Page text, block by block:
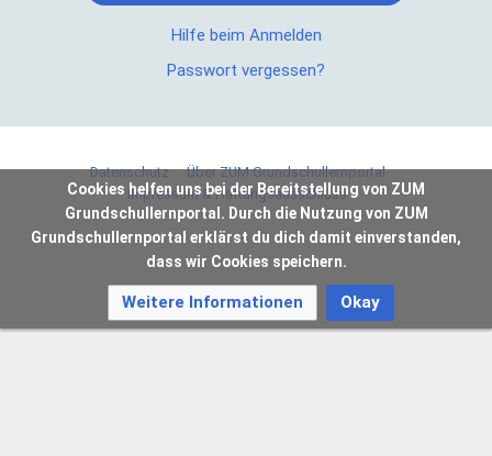
Hilfe beim Anmelden
Passwort vergessen?
Datenschutz
Über ZUM Grundschullernportal
Impressum & Haftungsausschluss
Cookies helfen uns bei der Bereitstellung von ZUM
Grundschullernportal. Durch die Nutzung von ZUM
Grundschullernportal erklärst du dich damit einverstanden,
dass wir Cookies speichern.
Weitere Informationen Okay